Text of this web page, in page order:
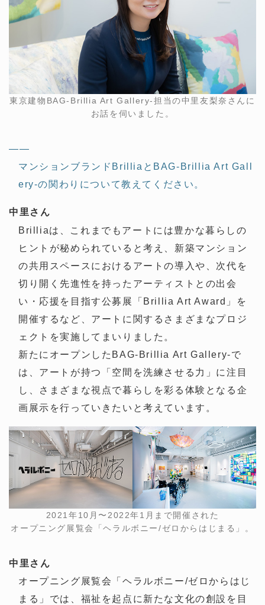
東京建物BAG-Brillia Art Gallery-担当の中里友梨奈さんに
お話を伺いました。
——
マンションブランドBrilliaとBAG-Brillia Art Gall
ery-の関わりについて教えてください。
中里さん
Brilliaは、これまでもアートには豊かな暮らしの
ヒントが秘められていると考え、新築マンション
の共用スペースにおけるアートの導入や、次代を
切り開く先進性を持ったアーティストとの出会
い・応援を目指す公募展「Brillia Art Award」を
開催するなど、アートに関するさまざまなプロジ
ェクトを実施してまいりました。
新たにオープンしたBAG-Brillia Art Gallery-で
は、アートが持つ「空間を洗練させる力」に注目
し、さまざまな視点で暮らしを彩る体験となる企
画展示を行っていきたいと考えています。
2021年10月〜2022年1月まで開催された
オープニング展覧会「ヘラルボニー/ゼロからはじまる」。
中里さん
オープニング展覧会「ヘラルボニー/ゼロからはじ
まる」では、福祉を起点に新たな文化の創設を目